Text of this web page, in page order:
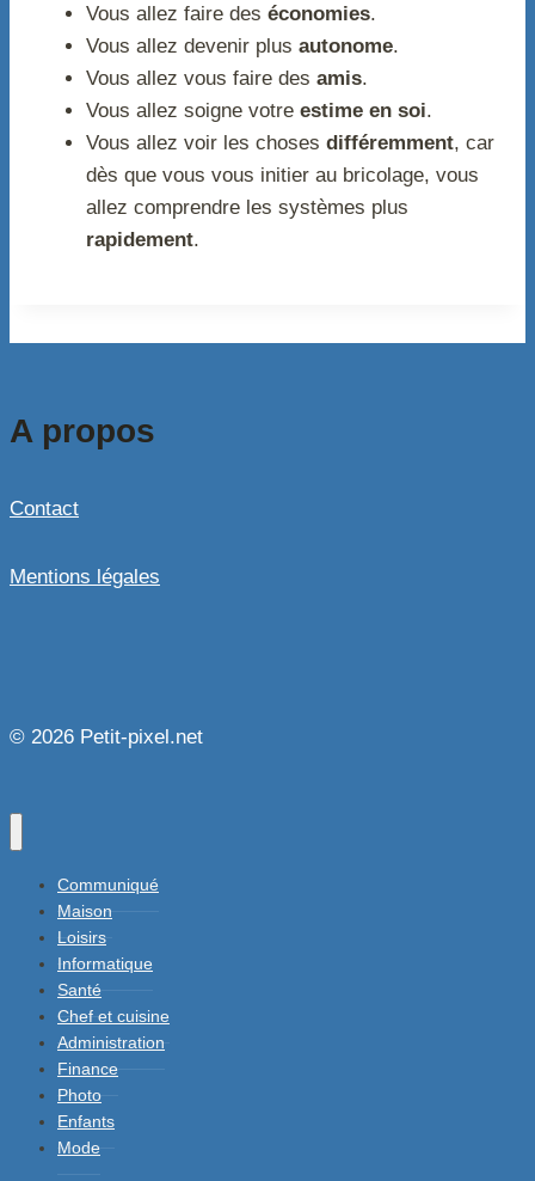
Vous allez faire des économies.
Vous allez devenir plus autonome.
Vous allez vous faire des amis.
Vous allez soigne votre estime en soi.
Vous allez voir les choses différemment, car
dès que vous vous initier au bricolage, vous
allez comprendre les systèmes plus
rapidement.
A propos
Contact
Mentions légales
© 2026 Petit-pixel.net
Communiqué
Maison
Loisirs
Informatique
Santé
Chef et cuisine
Administration
Finance
Photo
Enfants
Mode